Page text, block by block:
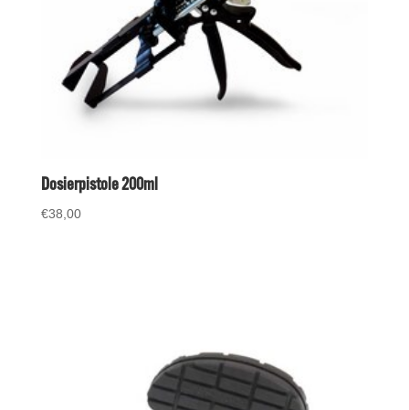
Dosierpistole 200ml
€38,00